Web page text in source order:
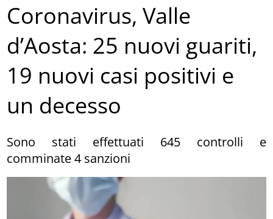
Coronavirus, Valle
d’Aosta: 25 nuovi guariti,
19 nuovi casi positivi e
un decesso
Sono stati effettuati 645 controlli e
comminate 4 sanzioni